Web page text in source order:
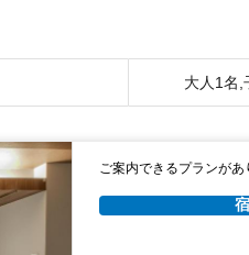
大人1名,
ご案内できるプランがあ